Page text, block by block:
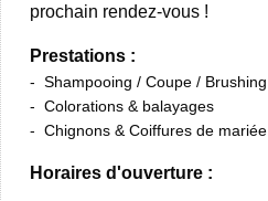
prochain rendez-vous !
Prestations :
Shampooing / Coupe / Brushing
Colorations & balayages
Chignons & Coiffures de mariée
Horaires d'ouverture :